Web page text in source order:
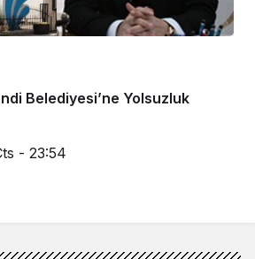
Belediyesi’ne Yolsuzluk
- 23:54